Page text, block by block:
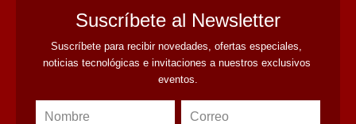
Suscríbete al Newsletter
Suscríbete para recibir novedades, ofertas especiales,
noticias tecnológicas e invitaciones a nuestros exclusivos
eventos.
Nombre Correo